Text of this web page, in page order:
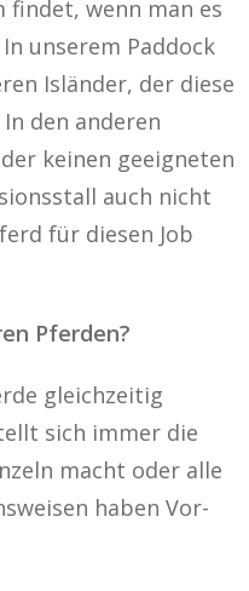
findet, wenn man es
unserem Paddock
Isländer, der diese
den anderen
keinen geeigneten
auch nicht
für diesen Job
Pferden?
gleichzeitig
sich immer die
macht oder alle
haben Vor-